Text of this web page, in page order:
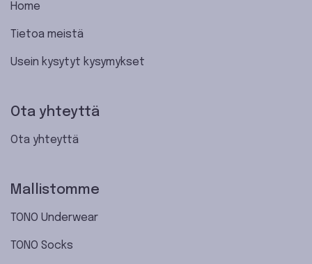
Home
Tietoa meistä
Usein kysytyt kysymykset
Ota yhteyttä
Ota yhteyttä
Mallistomme
TONO Underwear
TONO Socks